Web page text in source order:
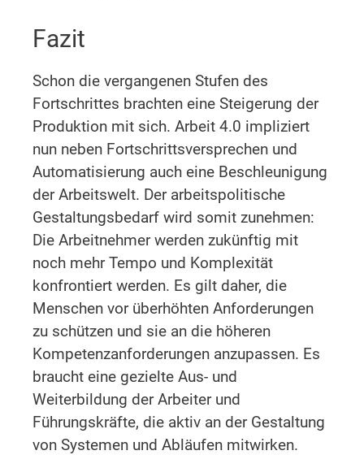
Fazit
Schon die vergangenen Stufen des
Fortschrittes brachten eine Steigerung der
Produktion mit sich. Arbeit 4.0 impliziert
nun neben Fortschrittsversprechen und
Automatisierung auch eine Beschleunigung
der Arbeitswelt. Der arbeitspolitische
Gestaltungsbedarf wird somit zunehmen:
Die Arbeitnehmer werden zukünftig mit
noch mehr Tempo und Komplexität
konfrontiert werden. Es gilt daher, die
Menschen vor überhöhten Anforderungen
zu schützen und sie an die höheren
Kompetenzanforderungen anzupassen. Es
braucht eine gezielte Aus- und
Weiterbildung der Arbeiter und
Führungskräfte, die aktiv an der Gestaltung
von Systemen und Abläufen mitwirken.